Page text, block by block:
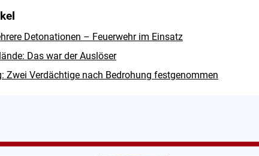
Detonationen – Feuerwehr im Einsatz
Das war der Auslöser
Zwei Verdächtige nach Bedrohung festgenommen